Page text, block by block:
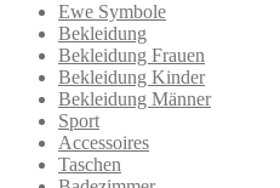
Ewe Symbole
Bekleidung
Bekleidung Frauen
Bekleidung Kinder
Bekleidung Männer
Sport
Accessoires
Taschen